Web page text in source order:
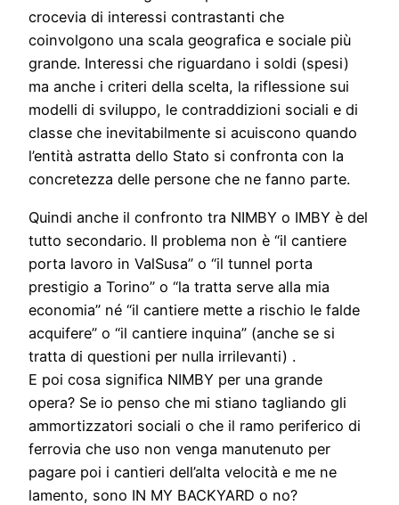
crocevia di interessi contrastanti che
coinvolgono una scala geografica e sociale più
grande. Interessi che riguardano i soldi (spesi)
ma anche i criteri della scelta, la riflessione sui
modelli di sviluppo, le contraddizioni sociali e di
classe che inevitabilmente si acuiscono quando
l’entità astratta dello Stato si confronta con la
concretezza delle persone che ne fanno parte.
Quindi anche il confronto tra NIMBY o IMBY è del
tutto secondario. Il problema non è “il cantiere
porta lavoro in ValSusa” o “il tunnel porta
prestigio a Torino” o “la tratta serve alla mia
economia” né “il cantiere mette a rischio le falde
acquifere” o “il cantiere inquina” (anche se si
tratta di questioni per nulla irrilevanti) .
E poi cosa significa NIMBY per una grande
opera? Se io penso che mi stiano tagliando gli
ammortizzatori sociali o che il ramo periferico di
ferrovia che uso non venga manutenuto per
pagare poi i cantieri dell’alta velocità e me ne
lamento, sono IN MY BACKYARD o no?